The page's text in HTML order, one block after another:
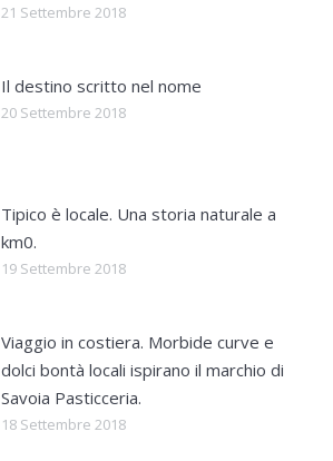
21 Settembre 2018
Il destino scritto nel nome
20 Settembre 2018
Tipico è locale. Una storia naturale a
km0.
19 Settembre 2018
Viaggio in costiera. Morbide curve e
dolci bontà locali ispirano il marchio di
Savoia Pasticceria.
18 Settembre 2018